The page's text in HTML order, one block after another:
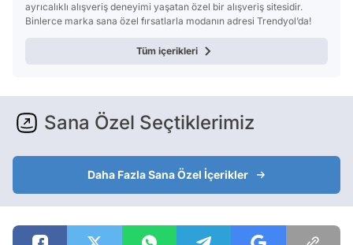
ayrıcalıklı alışveriş deneyimi yaşatan özel bir alışveriş sitesidir.
Binlerce marka sana özel fırsatlarla modanın adresi Trendyol’da!
Tüm içerikleri
Sana Özel Seçtiklerimiz
Daha Fazla Sana Özel İçerikler